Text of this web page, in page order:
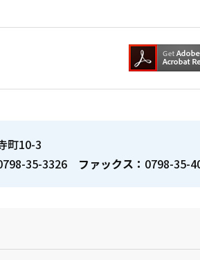
町10-3
35-3326 ファックス： 0798-35-